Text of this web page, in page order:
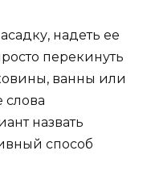
надеть ее
перекинуть
ванны или
слова
назвать
способ